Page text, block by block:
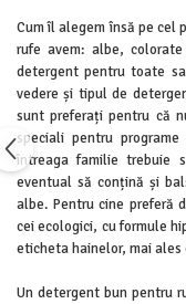
Detergent rufe capsule
Detergent rufe lichid
Detergent rufe pudră
Balsam de rufe
Înălbitor și îndepărtare
Soluții anticalcar,
întreținere țesături
Odorizanți
Odorizanți cameră
Cum îl alegem însă pe cel
rufe avem: albe,
detergent pentru toate
vedere și tipul de
sunt preferați pentru că
speciali pentru
întreaga familie trebuie
eventual să conțină și
albe. Pentru cine preferă
cei ecologici, cu formule
eticheta hainelor, mai ales
Un detergent bun pentru